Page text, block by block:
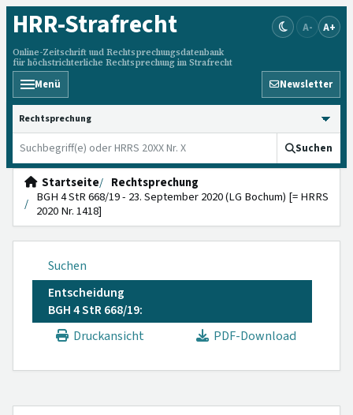
HRR-Strafrecht
Online-Zeitschrift und Rechtsprechungsdatenbank
für höchstrichterliche Rechtsprechung im Strafrecht
A- A+
Menü Newsletter
HRRS durchsuchen
Suchen
Startseite
Rechtsprechung
BGH 4 StR 668/19 - 23. September 2020 (LG Bochum) [= HRRS
2020 Nr. 1418]
Suchen
Entscheidung
BGH 4 StR 668/19:
Druckansicht
PDF-Download